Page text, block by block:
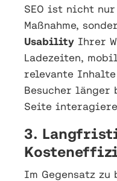
SEO ist nicht
Maßnahme,
Usability Ihrer
Ladezeiten,
relevante
Besucher
Seite
3.
Im Gegensatz zu